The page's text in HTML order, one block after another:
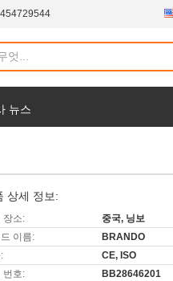
뉴스
상세 정보:
장소:
중국, 닝보
이름:
BRANDO
CE, ISO
번호:
BB28646201